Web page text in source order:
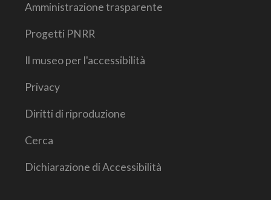
Amministrazione trasparente
Progetti PNRR
Il museo per l'accessibilità
Privacy
Diritti di riproduzione
Cerca
Dichiarazione di Accessibilità